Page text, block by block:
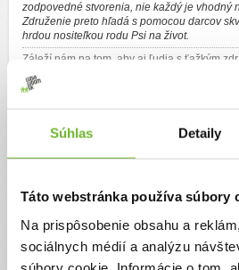
Súhlas Detaily
Táto webstránka používa súbory
Na prispôsobenie obsahu a
sociálnych médií a analýzu
zodpovedné stvorenia, nie každý je vhodný
Združenie preto hľadá s pomocou darcov
hrdou nositeľkou rodu Psi na život.
Záleží nám na tom, aby aj ľudia s ťažkým
slabozrakých Slovenska
, na pôde ktorej
pre prvý výcvik vodiacich psov na Slovensku.
sa spolužitiu. Ich welfare a spokojnosť
zásadami etiky a morálky vo vzťahu ku
pripravujeme sa na členstvo vIGDF–
Našou misiou je vytvárať zohrané dvojice,
životom. Pripravujeme Psi na život, s ktorými
vycvičíme psa tak, aby z hravého šteniatka